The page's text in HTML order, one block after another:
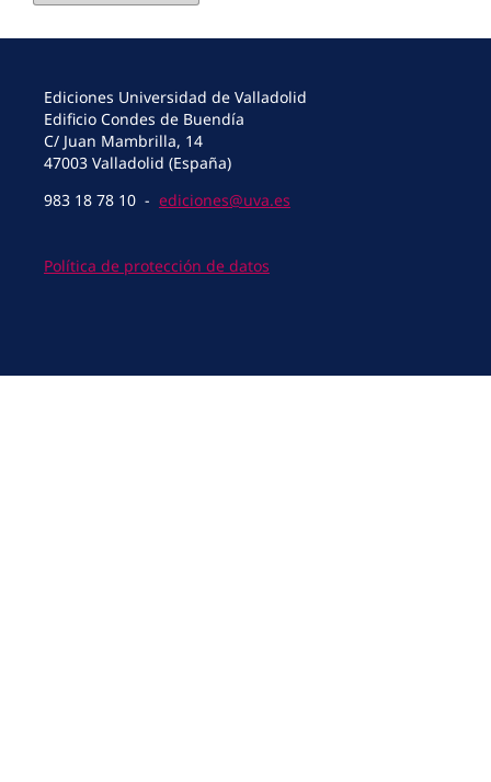
Ediciones Universidad de Valladolid
Edificio Condes de Buendía
C/ Juan Mambrilla, 14
47003 Valladolid (España)
983 18 78 10 - ediciones@uva.es
Política de protección de datos